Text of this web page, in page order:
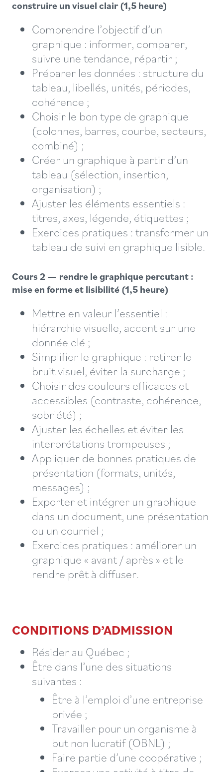
construire un visuel clair (1,5 heure)
Comprendre l’objectif d’un
graphique : informer, comparer,
suivre une tendance, répartir ;
Préparer les données : structure du
tableau, libellés, unités, périodes,
cohérence ;
Choisir le bon type de graphique
(colonnes, barres, courbe, secteurs,
combiné) ;
Créer un graphique à partir d’un
tableau (sélection, insertion,
organisation) ;
Ajuster les éléments essentiels :
titres, axes, légende, étiquettes ;
Exercices pratiques : transformer un
tableau de suivi en graphique lisible.
Cours 2 — rendre le graphique percutant :
mise en forme et lisibilité (1,5 heure)
Mettre en valeur l’essentiel :
hiérarchie visuelle, accent sur une
donnée clé ;
Simplifier le graphique : retirer le
bruit visuel, éviter la surcharge ;
Choisir des couleurs efficaces et
accessibles (contraste, cohérence,
sobriété) ;
Ajuster les échelles et éviter les
interprétations trompeuses ;
Appliquer de bonnes pratiques de
présentation (formats, unités,
messages) ;
Exporter et intégrer un graphique
dans un document, une présentation
ou un courriel ;
Exercices pratiques : améliorer un
graphique « avant / après » et le
rendre prêt à diffuser.
CONDITIONS D’ADMISSION
Résider au Québec ;
Être dans l’une des situations
suivantes :
Être à l’emploi d’une entreprise
privée ;
Travailler pour un organisme à
but non lucratif (OBNL) ;
Faire partie d’une coopérative ;